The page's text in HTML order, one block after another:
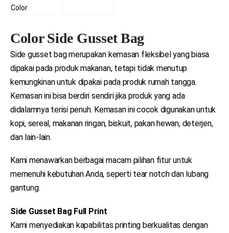
Color Side Gusset Bag
Side gusset bag merupakan kemasan fleksibel yang biasa
dipakai pada produk makanan, tetapi tidak menutup
kemungkinan untuk dipakai pada produk rumah tangga.
Kemasan ini bisa berdiri sendiri jika produk yang ada
didalamnya terisi penuh. Kemasan ini cocok digunakan untuk
kopi, sereal, makanan ringan, biskuit, pakan hewan, deterjen,
dan lain-lain.
Kami menawarkan berbagai macam pilihan fitur untuk
memenuhi kebutuhan Anda, seperti tear notch dan lubang
gantung.
Side Gusset Bag Full Print
Kami menyediakan kapabilitas printing berkualitas dengan